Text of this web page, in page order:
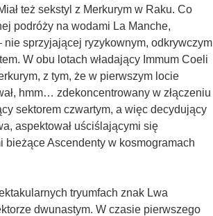
też sekstyl z Merkurym w Raku. Co
podróży na wodami La Manche,
nie sprzyjającej ryzykownym, odkrywczym
W obu lotach władający Immum Coeli
z tym, że w pierwszym locie
hmm… zdekoncentrowany w złączeniu
sektorem czwartym, a więc decydujący
aspektował uściślającymi się
bieżące Ascendenty w kosmogramach
tryumfach znak Lwa
dwunastym. W czasie pierwszego